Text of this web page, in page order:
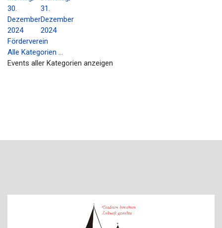
30.
Dezember
2024
31.
Dezember
2024
Förderverein
Alle Kategorien ...
Events aller Kategorien anzeigen